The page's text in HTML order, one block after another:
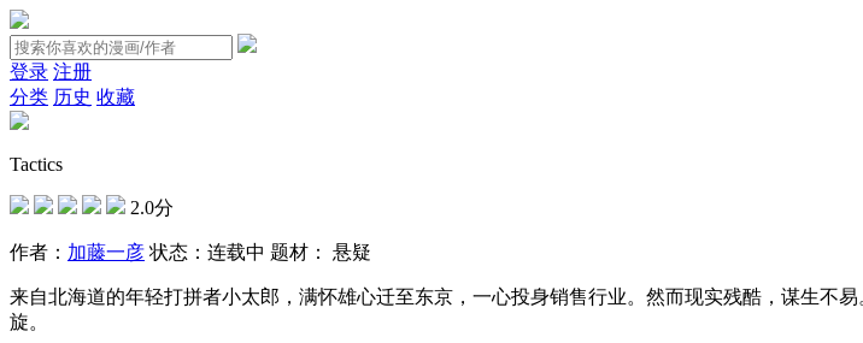
登录 注册
分类 历史 收藏
Tactics
2.0分
作者： 加藤一彦 状态： 连载中 题材： 悬疑
来自北海道的年轻打拼者小太郎，满怀雄心迁至东京，一心投身销售行业。然而现实残酷，谋生不
旋。